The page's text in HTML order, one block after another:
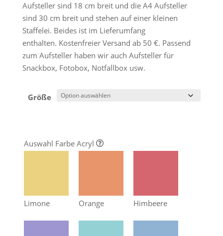
Aufsteller sind 18 cm breit und die A4 Aufsteller
sind 30 cm breit und stehen auf einer kleinen
Staffelei. Beides ist im Lieferumfang
enthalten. Kostenfreier Versand ab 50 €. Passend
zum Aufsteller haben wir auch Aufsteller für
Snackbox, Fotobox, Notfallbox usw.
Größe
Auswahl Farbe Acryl
Limone Orange Himbeere